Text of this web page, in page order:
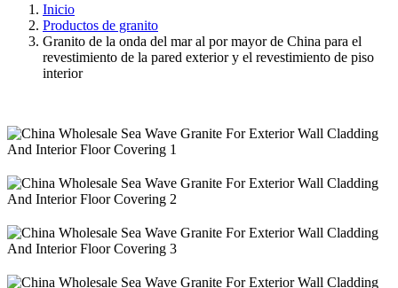
Inicio
Productos de granito
Granito de la onda del mar al por mayor de China para el
revestimiento de la pared exterior y el revestimiento de piso
interior